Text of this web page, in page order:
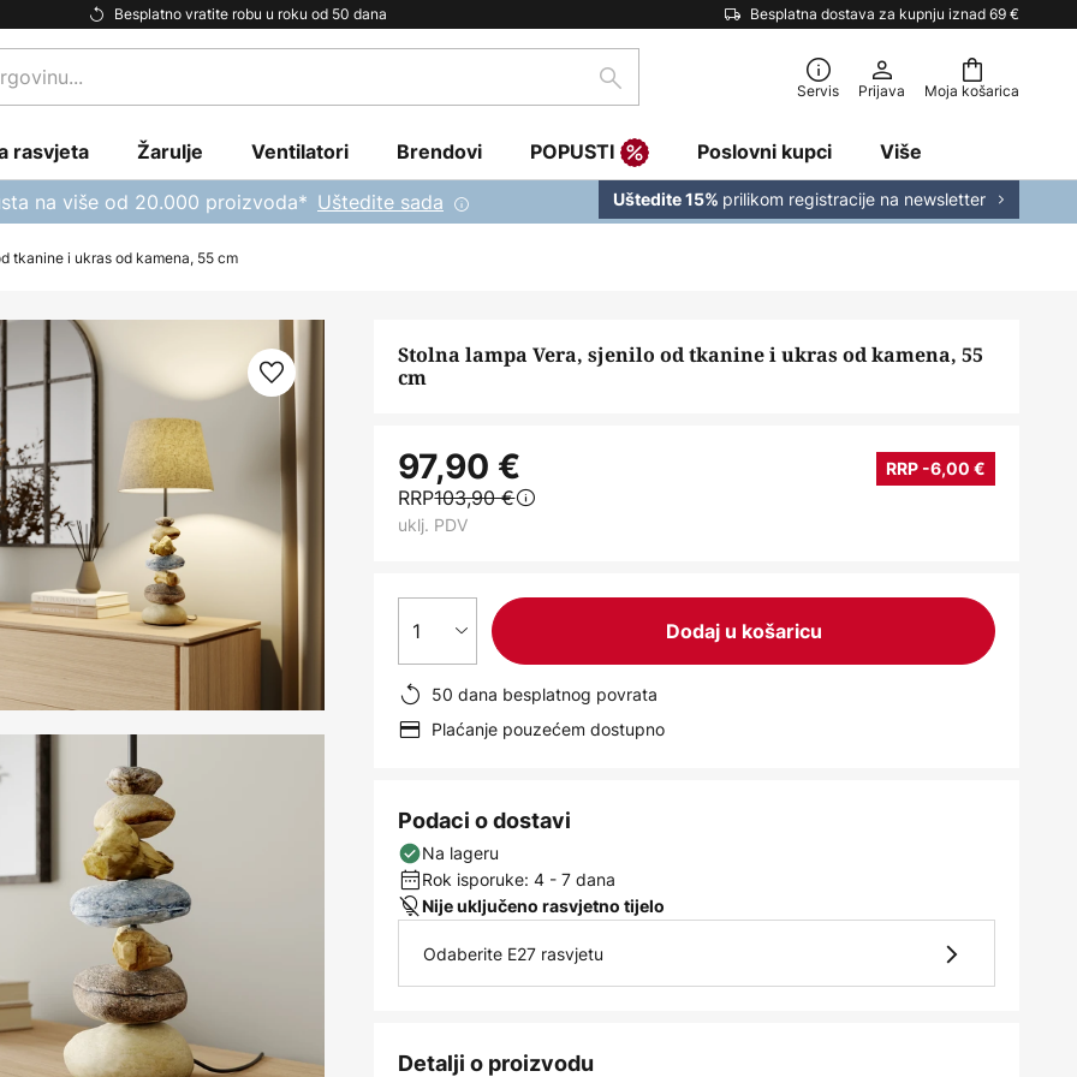
Besplatno vratite robu u roku od 50 dana Besplatna dostava za kupnju iznad 69 €
Moja košarica
traži Servis Prijava
rasvjeta Žarulje Ventilatori Brendovi POPUSTI Poslovni kupci Više
na više od 20.000 proizvoda* Uštedite sada Uštedite 15% prilikom registracije na newsletter
tkanine i ukras od kamena, 55 cm
Stolna lampa Vera, sjenilo od tkanine i ukras od kamena, 55
cm
97,90 € RRP -6,00 €
RRP103,90 €
uklj. PDV
1 Dodaj u košaricu
50 dana besplatnog povrata
Plaćanje pouzećem dostupno
Podaci o dostavi
Na lageru
Rok isporuke: 4 - 7 dana
Nije uključeno rasvjetno tijelo
Odaberite E27 rasvjetu
Detalji o proizvodu